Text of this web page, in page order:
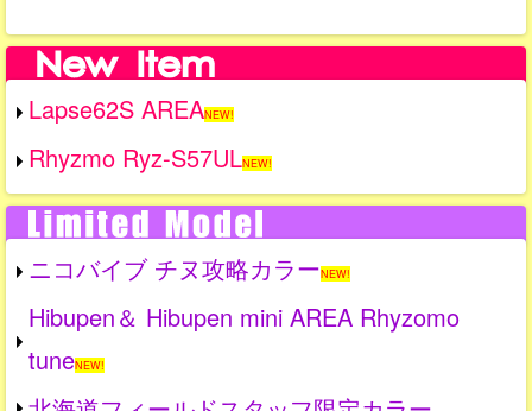
Lapse62S AREANEW!
Rhyzmo Ryz-S57ULNEW!
ニコバイブ チヌ攻略カラーNEW!
Hibupen＆ Hibupen mini AREA Rhyzomo
tuneNEW!